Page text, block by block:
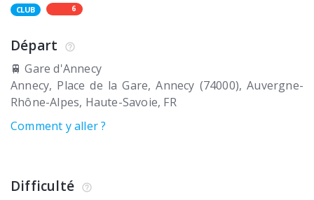
CLUB 6
Départ
🚆 Gare d'Annecy
Annecy Place de la Gare Annecy (74000) Auvergne-
Rhône-Alpes, Haute-Savoie FR
Comment y aller ?
Difficulté